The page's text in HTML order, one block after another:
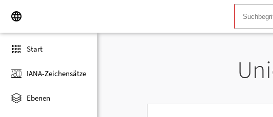
Start
IANA-Zeichensätze
Ebenen